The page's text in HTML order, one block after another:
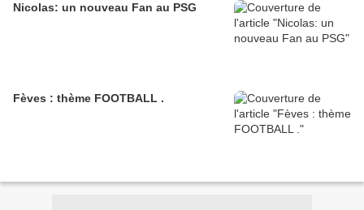
Nicolas: un nouveau Fan au PSG
Fèves : thème FOOTBALL .